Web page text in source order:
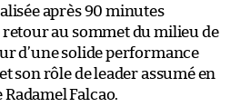
après 90 minutes
retour au sommet du milieu de
d’une solide performance
son rôle de leader assumé en
Radamel Falcao.